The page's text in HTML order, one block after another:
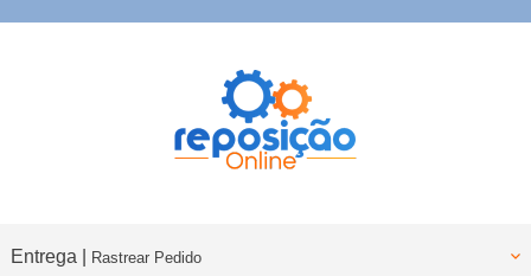
Entrega | Rastrear Pedido